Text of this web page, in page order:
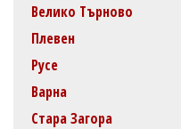
Велико Търново
Плевен
Русе
Варна
Стара Загора